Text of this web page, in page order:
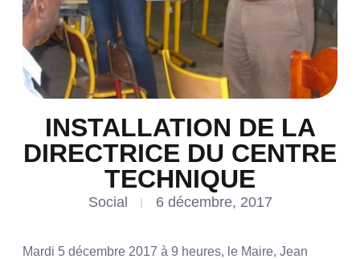
INSTALLATION DE LA
DIRECTRICE DU CENTRE
TECHNIQUE
Social 6 décembre, 2017
Mardi 5 décembre 2017 à 9 heures, le Maire, Jean